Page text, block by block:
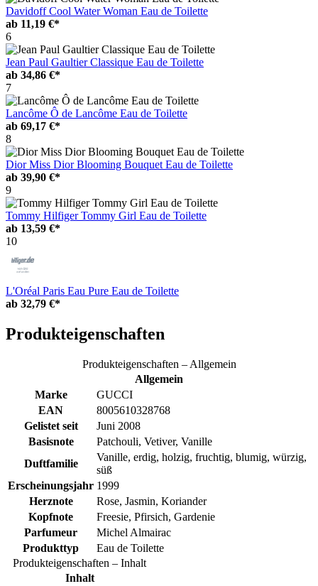
Davidoff Cool Water Woman Eau de Toilette
ab 11,19 €*
6
Jean Paul Gaultier Classique Eau de Toilette
ab 34,86 €*
7
Lancôme Ô de Lancôme Eau de Toilette
ab 69,17 €*
8
Dior Miss Dior Blooming Bouquet Eau de Toilette
ab 39,90 €*
9
Tommy Hilfiger Tommy Girl Eau de Toilette
ab 13,59 €*
10
L'Oréal Paris Eau Pure Eau de Toilette
ab 32,79 €*
Produkteigenschaften
Produkteigenschaften – Allgemein
Allgemein
Marke
GUCCI
EAN
8005610328768
Gelistet seit
Juni 2008
Basisnote
Patchouli, Vetiver, Vanille
Duftfamilie
Vanille, erdig, holzig, fruchtig, blumig, würzig,
süß
Erscheinungsjahr 1999
Herznote
Rose, Jasmin, Koriander
Kopfnote
Freesie, Pfirsich, Gardenie
Parfumeur
Michel Almairac
Produkttyp
Eau de Toilette
Produkteigenschaften – Inhalt
Inhalt